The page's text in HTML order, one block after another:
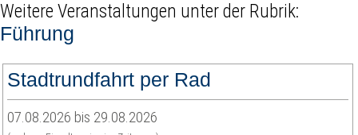
Weitere Veranstaltungen unter der Rubrik:
Führung
Stadtrundfahrt per Rad
07.08.2026 bis 29.08.2026